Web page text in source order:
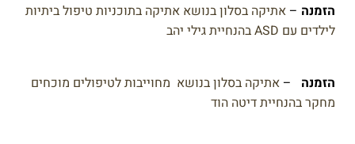
הזמנה – אתיקה בסלון בנושא אתיקה בתוכניות טיפול ביתיות
לילדים עם ASD בהנחיית גילי יהב
הזמנה – אתיקה בסלון בנושא מחוייבות לטיפולים מוכחים
מחקר בהנחיית דיטה הוד